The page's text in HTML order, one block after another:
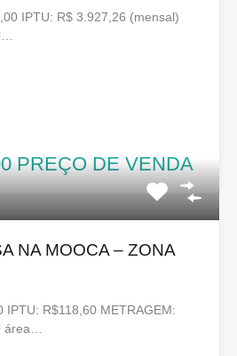
IPTU: R$ 3.927,26 (mensal)
PREÇO DE VENDA
NA MOOCA – ZONA
IPTU: R$118,60 METRAGEM:
área…